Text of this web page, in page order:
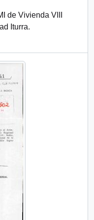
de Vivienda VIII
Iturra.